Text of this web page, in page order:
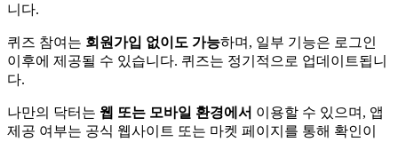
니다.
퀴즈 참여는 회원가입 없이도 가능하며, 일부 기능은 로그인
이후에 제공될 수 있습니다. 퀴즈는 정기적으로 업데이트됩니
다.
나만의 닥터는 웹 또는 모바일 환경에서 이용할 수 있으며, 앱
제공 여부는 공식 웹사이트 또는 마켓 페이지를 통해 확인이